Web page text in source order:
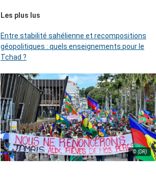
Les plus lus
Entre stabilité sahélienne et recompositions
géopolitiques : quels enseignements pour le
Tchad ?
© (DR)